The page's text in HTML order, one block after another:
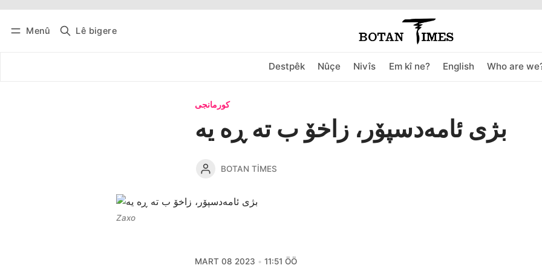
Menû Lê bigere
Destpêk Nûçe Nivîs Em kî ne? English Who are
Têkevê Bûltena belaş bistîne
کورمانجی
BOTAN TIMES
Zaxo
MART 08 2023 11:51 ÖÖ